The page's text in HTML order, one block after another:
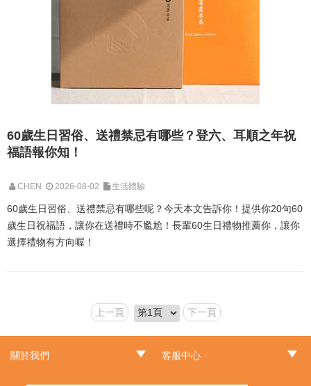
60歲生日習俗、送禮禁忌有哪些？登六、耳順之年祝
福語報你知！
CHEN 2026-08-02 生活體驗
60歲生日習俗、送禮禁忌有哪些呢？今天本文告訴你！提供你20句60
歲生日祝福語，讓你在送禮時不尷尬！長輩60生日禮物推薦你，讓你
選擇禮物有方向喔！
上一頁 下一頁
關於我們 客服中心